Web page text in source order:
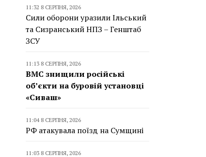
11:32 8 СЕРПНЯ, 2026
Сили оборони уразили Ільський
та Сизранський НПЗ – Генштаб
ЗСУ
11:13 8 СЕРПНЯ, 2026
ВМС знищили російські
об’єкти на буровій установці
«Сиваш»
11:04 8 СЕРПНЯ, 2026
РФ атакувала поїзд на Сумщині
11:03 8 СЕРПНЯ, 2026